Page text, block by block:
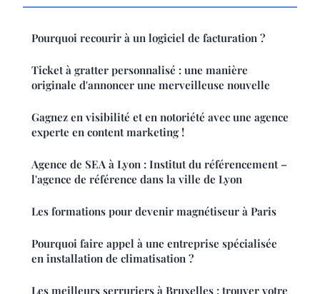
Pourquoi recourir à un logiciel de facturation ?
Ticket à gratter personnalisé : une manière
originale d'annoncer une merveilleuse nouvelle
Gagnez en visibilité et en notoriété avec une agence
experte en content marketing !
Agence de SEA à Lyon : Institut du référencement –
l'agence de référence dans la ville de Lyon
Les formations pour devenir magnétiseur à Paris
Pourquoi faire appel à une entreprise spécialisée
en installation de climatisation ?
Les meilleurs serruriers à Bruxelles : trouver votre